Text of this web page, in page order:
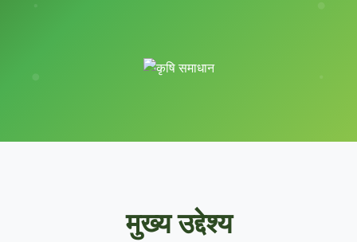
मुख्य उद्देश्य